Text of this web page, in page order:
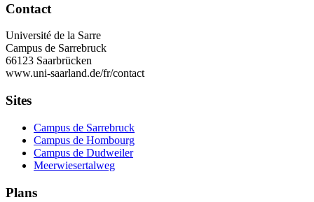
Contact
Université de la Sarre
Campus de Sarrebruck
66123 Saarbrücken
www.uni-saarland.de/fr/contact
Sites
Campus de Sarrebruck
Campus de Hombourg
Campus de Dudweiler
Meerwiesertalweg
Plans